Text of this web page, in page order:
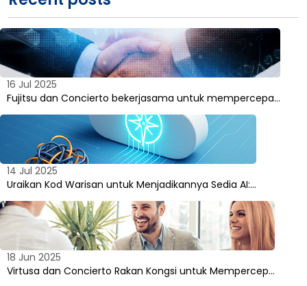
16 Jul 2025
Fujitsu dan Concierto bekerjasama untuk mempercepa…
14 Jul 2025
Uraikan Kod Warisan untuk Menjadikannya Sedia AI:…
18 Jun 2025
Virtusa dan Concierto Rakan Kongsi untuk Mempercep…